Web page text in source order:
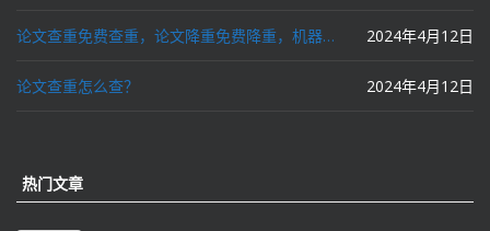
论文查重免费查重，论文降重免费降重，机器降重，人工降重，降低AIGC写作率，ai写论文，都要选论文狗和paperdog以及文思慧达！ 2024年4月12日
论文查重怎么查？ 2024年4月12日
热门文章